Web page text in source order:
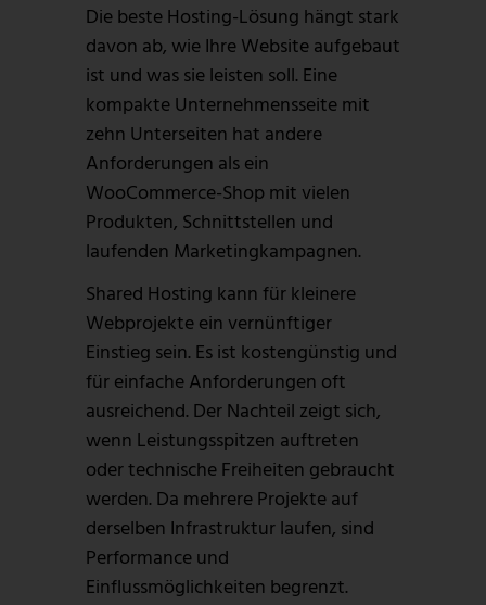
Die beste Hosting-Lösung hängt stark
davon ab, wie Ihre Website aufgebaut
ist und was sie leisten soll. Eine
kompakte Unternehmensseite mit
zehn Unterseiten hat andere
Anforderungen als ein
WooCommerce-Shop mit vielen
Produkten, Schnittstellen und
laufenden Marketingkampagnen.
Shared Hosting kann für kleinere
Webprojekte ein vernünftiger
Einstieg sein. Es ist kostengünstig und
für einfache Anforderungen oft
ausreichend. Der Nachteil zeigt sich,
wenn Leistungsspitzen auftreten
oder technische Freiheiten gebraucht
werden. Da mehrere Projekte auf
derselben Infrastruktur laufen, sind
Performance und
Einflussmöglichkeiten begrenzt.